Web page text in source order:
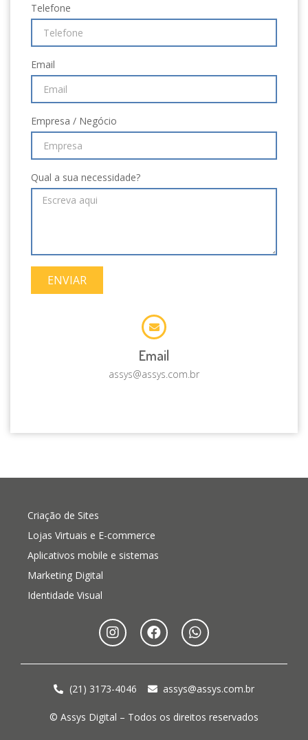
Email
assys@assys.com.br
Telefone
Email
Empresa / Negócio
Qual a sua necessidade?
ENVIAR
Criação de Sites
Lojas Virtuais e E-commerce
Aplicativos mobile e sistemas
Marketing Digital
Identidade Visual
(21) 3173-4046 assys@assys.com.br
© Assys Digital – Todos os direitos reservados